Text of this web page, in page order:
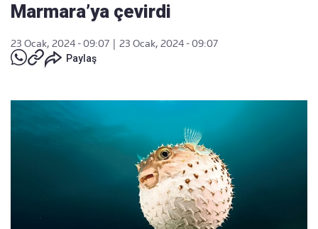
Marmara’ya çevirdi
23 Ocak, 2024 - 09:07
23 Ocak, 2024 - 09:07
Paylaş